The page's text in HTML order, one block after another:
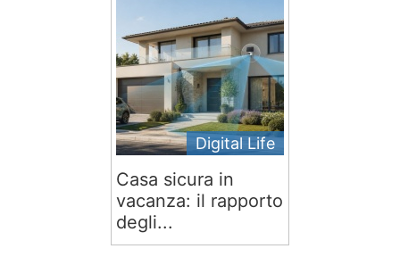
Digital Life
Casa sicura in
vacanza: il rapporto
degli...